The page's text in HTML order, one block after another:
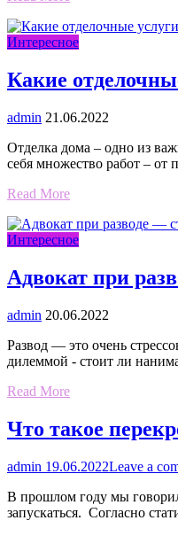
Интересное
Какие
admin 21.06.2022
Отделка дома – одно из
себя множество работ – от
Read More
Интересное
Адвокат при
admin 20.06.2022
Развод — это очень
дилеммой - стоит ли
Read More
Что такое
admin 19.06.2022Leave a
В прошлом году мы
запускаться. Согласно